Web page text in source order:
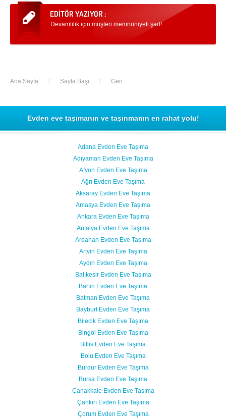
Devamlılık için müşteri memnuniyeti şart!
Ana Sayfa / Sayfa Başı / Geri
Evden eve taşımanın ve taşınmanın en rahat yolu!
Adana Evden Eve Taşıma
Adıyaman Evden Eve Taşıma
Afyon Evden Eve Taşıma
Ağrı Evden Eve Taşıma
Aksaray Evden Eve Taşıma
Amasya Evden Eve Taşıma
Ankara Evden Eve Taşıma
Antalya Evden Eve Taşıma
Ardahan Evden Eve Taşıma
Artvin Evden Eve Taşıma
Aydın Evden Eve Taşıma
Balıkesir Evden Eve Taşıma
Bartın Evden Eve Taşıma
Batman Evden Eve Taşıma
Bayburt Evden Eve Taşıma
Bilecik Evden Eve Taşıma
Bingöl Evden Eve Taşıma
Bitlis Evden Eve Taşıma
Bolu Evden Eve Taşıma
Burdur Evden Eve Taşıma
Bursa Evden Eve Taşıma
Çanakkale Evden Eve Taşıma
Çankırı Evden Eve Taşıma
Çorum Evden Eve Taşıma